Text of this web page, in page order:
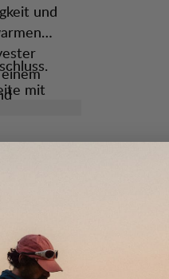
und
für mehr
mit